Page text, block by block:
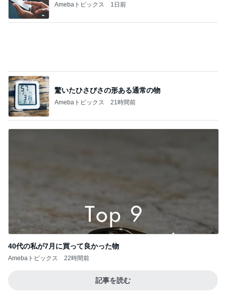
Amebaトピックス 1日前
驚いたひさびさの形ある通常の物
Amebaトピックス 21時間前
40代の私が7月に買って良かった物
Amebaトピックス 22時間前
記事を読む